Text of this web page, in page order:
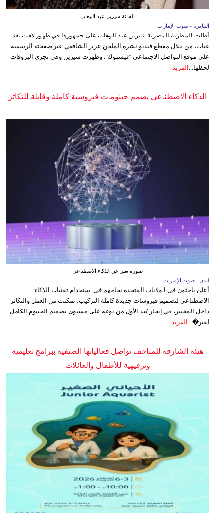
الفنانة شيرين عبد الوهاب
القاهرة - صوت الإمارات
أطلت المطربة المصرية شيرين عبد الوهاب على جمهورها في ظهور لافت بعد
غياب، من خلال مقطع فيديو نشره الملحن عزيز الشافعي عبر صفحته الرسمية
على موقع التواصل الاجتماعي "فيسبوك". وظهرت شيرين وهي تجري البروفات
لحفلها... المزيد
الذكاء الاصطناعي يصمم جينومات فيروسية كاملة وقابلة للتكاثر
صورة تعبر عن الذكاء الاصطناعي
لندن - صوت الإمارات
أعلن باحثون في الولايات المتحدة نجاحهم في استخدام تقنيات الذكاء
الاصطناعي لتصميم فيروسات جديدة كاملة التركيب، تمكنت من العمل والتكاثر
داخل المختبر، في إنجاز يُعد الأول من نوعه على مستوى تصميم الجينوم الكامل
لفير�...
المزيد
هيئة الشارقة للمتاحف تواصل فعالياتها الصيفية ببرامج تعليمية
وترفيهية للأطفال والعائلات